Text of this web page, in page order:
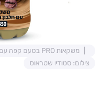
משקאות PRO בטעם קפה עם 25 גרם חלבון
צילום: סטודיו שטראוס